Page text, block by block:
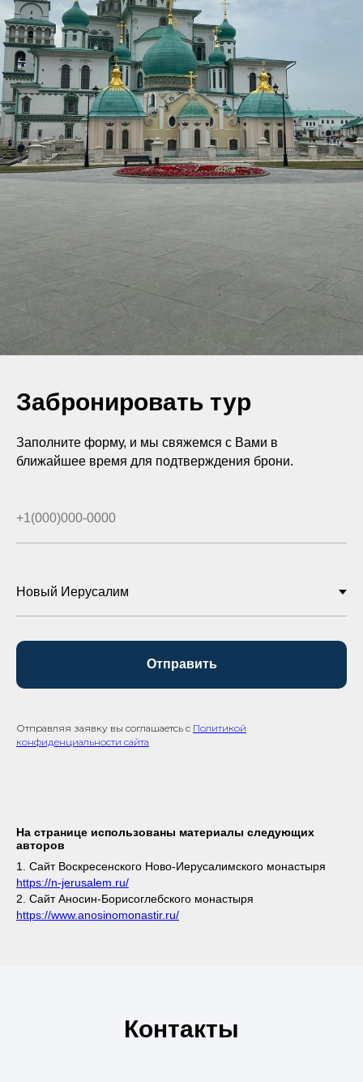
Забронировать тур
Заполните форму, и мы свяжемся с Вами в
ближайшее время для подтверждения брони.
Отправить
Отправляя заявку вы соглашаетсь с Политикой
конфиденциальности сайта
На странице использованы материалы следующих
авторов
1. Сайт Воскресенского Ново-Иерусалимского монастыря
https://n-jerusalem.ru/
2. Сайт Аносин-Борисоглебского монастыря
https://www.anosinomonastir.ru/
Контакты